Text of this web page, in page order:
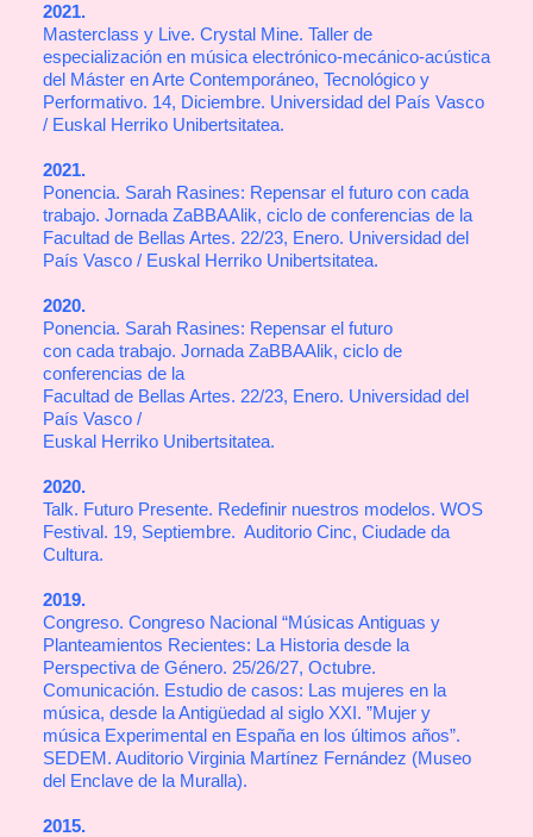
2021.
Masterclass y Live. Crystal Mine. Taller de
especialización en música electrónico-mecánico-acústica
del Máster en Arte Contemporáneo, Tecnológico y
Performativo. 14, Diciembre. Universidad del País Vasco
/ Euskal Herriko Unibertsitatea.
2021.
Ponencia. Sarah Rasines: Repensar el futuro con cada
trabajo. Jornada ZaBBAAlik, ciclo de conferencias de la
Facultad de Bellas Artes. 22/23, Enero. Universidad del
País Vasco / Euskal Herriko Unibertsitatea.
2020.
Ponencia. Sarah Rasines: Repensar el futuro
con cada trabajo. Jornada ZaBBAAlik, ciclo de
conferencias de la
Facultad de Bellas Artes. 22/23, Enero. Universidad del
País Vasco /
Euskal Herriko Unibertsitatea.
2020.
Talk. Futuro Presente. Redefinir nuestros modelos. WOS
Festival. 19, Septiembre. Auditorio Cinc, Ciudade da
Cultura.
2019.
Congreso. Congreso Nacional “Músicas Antiguas y
Planteamientos Recientes: La Historia desde la
Perspectiva de Género. 25/26/27, Octubre.
Comunicación. Estudio de casos: Las mujeres en la
música, desde la Antigüedad al siglo XXI. ”Mujer y
música Experimental en España en los últimos años”.
SEDEM. Auditorio Virginia Martínez Fernández (Museo
del Enclave de la Muralla).
2015.